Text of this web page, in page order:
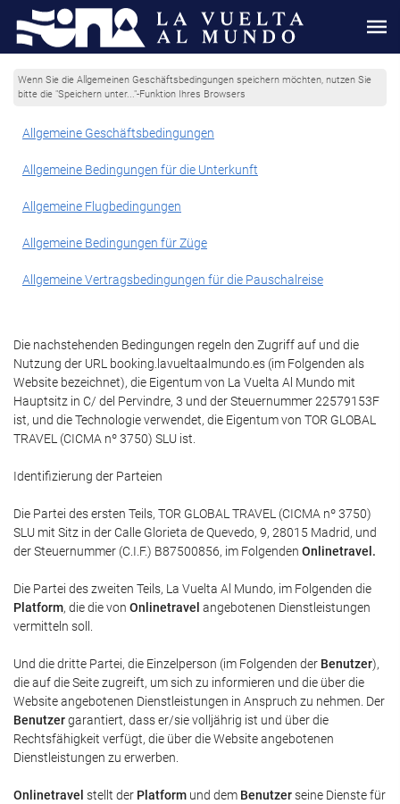
Wenn Sie die Allgemeinen Geschäftsbedingungen speichern möchten, nutzen Sie
bitte die "Speichern unter..."-Funktion Ihres Browsers
Allgemeine Geschäftsbedingungen
Allgemeine Bedingungen für die Unterkunft
Allgemeine Flugbedingungen
Allgemeine Bedingungen für Züge
Allgemeine Vertragsbedingungen für die Pauschalreise
Die nachstehenden Bedingungen regeln den Zugriff auf und die
Nutzung der URL booking.lavueltaalmundo.es (im Folgenden als
Website bezeichnet), die Eigentum von La Vuelta Al Mundo mit
Hauptsitz in C/ del Pervindre, 3 und der Steuernummer 22579153F
ist, und die Technologie verwendet, die Eigentum von TOR GLOBAL
TRAVEL (CICMA nº 3750) SLU ist.
Identifizierung der Parteien
Die Partei des ersten Teils, TOR GLOBAL TRAVEL (CICMA nº 3750)
SLU mit Sitz in der Calle Glorieta de Quevedo, 9, 28015 Madrid, und
der Steuernummer (C.I.F.) B87500856, im Folgenden Onlinetravel .
Die Partei des zweiten Teils, La Vuelta Al Mundo, im Folgenden die
Platform, die die von Onlinetravel angebotenen Dienstleistungen
vermitteln soll.
Und die dritte Partei, die Einzelperson (im Folgenden der Benutzer),
die auf die Seite zugreift, um sich zu informieren und die über die
Website angebotenen Dienstleistungen in Anspruch zu nehmen. Der
Benutzergarantiert, dass er/sie volljährig ist und über die
Rechtsfähigkeit verfügt, die über die Website angebotenen
Dienstleistungen zu erwerben.
Onlinetravel stellt der Platform und dem Benutzerseine Dienste für